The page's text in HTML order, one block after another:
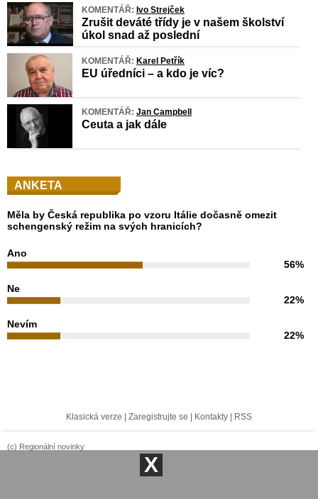
KOMENTÁŘ: Ivo Strejček
Zrušit deváté třídy je v našem školství
úkol snad až poslední
KOMENTÁŘ: Karel Petřík
EU úředníci – a kdo je víc?
KOMENTÁŘ: Jan Campbell
Ceuta a jak dále
ANKETA
Měla by Česká republika po vzoru Itálie dočasně omezit
schengenský režim na svých hranicích?
Ano
56%
Ne
22%
Nevím
22%
Klasická verze | Zaregistrujte se | Kontakty | RSS
(c) Regionální novinky
X